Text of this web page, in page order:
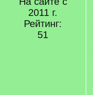
2011 г.
Рейтинг:
51